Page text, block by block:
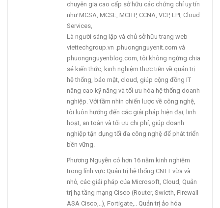
chuyên gia cao cấp sở hữu các chứng chỉ uy tín
như MCSA, MCSE, MCITP, CCNA, VCP, LPI, Cloud
Services,
Là người sáng lập và chủ sở hữu trang web
viettechgroup.vn .phuongnguyenit.com và
phuongnguyenblog.com, tôi không ngừng chia
sẻ kiến thức, kinh nghiệm thực tiễn về quản trị
hệ thống, bảo mật, cloud, giúp cộng đồng IT
nâng cao kỹ năng và tối ưu hóa hệ thống doanh
nghiệp. Với tầm nhìn chiến lược về công nghệ,
tôi luôn hướng đến các giải pháp hiện đại, linh
hoạt, an toàn và tối ưu chi phí, giúp doanh
nghiệp tận dụng tối đa công nghệ để phát triển
bền vững.
Phương Nguyễn có hơn 16 năm kinh nghiệm
trong lĩnh vực Quản trị hệ thống CNTT vừa và
nhỏ, các giải pháp của Microsoft, Cloud, Quản
trị hạ tầng mạng Cisco (Router, Swicth, FIrewall
ASA Cisco,..), Fortigate,.. Quản trị ảo hóa